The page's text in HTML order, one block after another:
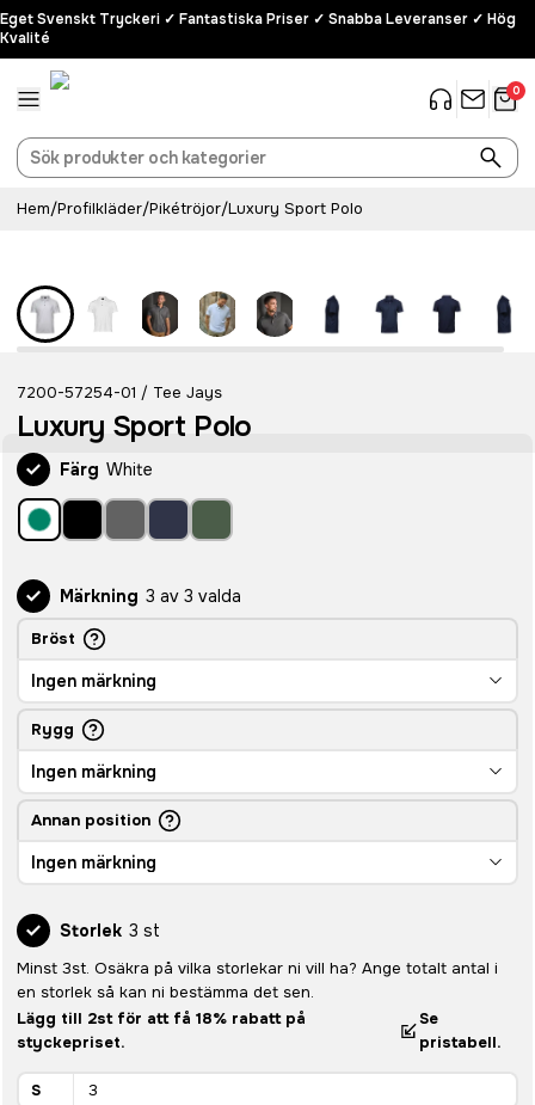
Eget Svenskt Tryckeri ✓ Fantastiska Priser ✓ Snabba Leveranser ✓ Hög
Kvalité
0
Hem/Profilkläder/Pikétröjor/Luxury Sport Polo
7200-57254-01 / Tee Jays
Luxury Sport Polo
Färg White
Märkning 3 av 3 valda
Bröst
Ingen märkning
Rygg
Ingen märkning
Annan position
Ingen märkning
Storlek 3 st
Minst 3st. Osäkra på vilka storlekar ni vill ha? Ange totalt antal i
en storlek så kan ni bestämma det sen.
Lägg till 2st för att få 18% rabatt på
styckepriset.
Se
pristabell.
S